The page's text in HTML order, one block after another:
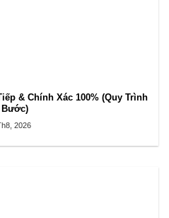
& Chính Xác 100% (Quy Trình
Bước)
2026